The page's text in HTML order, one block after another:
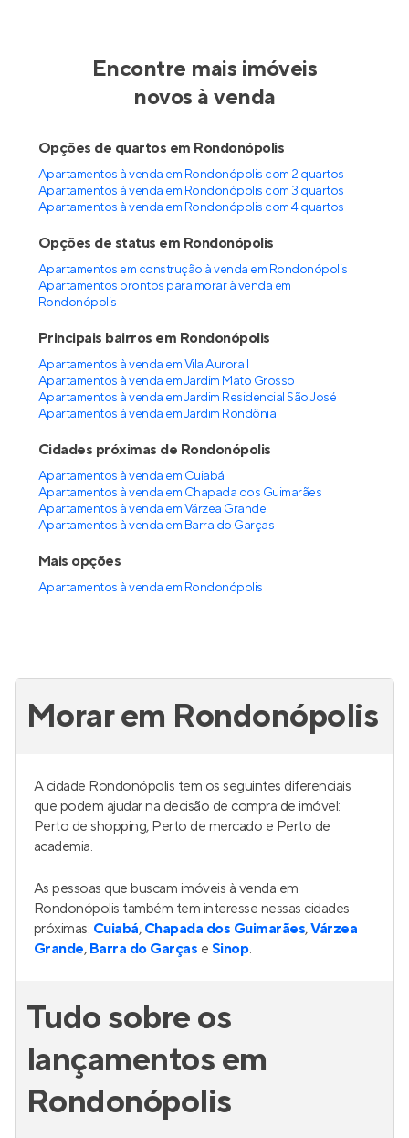
Encontre mais imóveis
novos à venda
Opções de quartos em Rondonópolis
Apartamentos à venda em Rondonópolis com 2 quartos
Apartamentos à venda em Rondonópolis com 3 quartos
Apartamentos à venda em Rondonópolis com 4 quartos
Opções de status em Rondonópolis
Apartamentos em construção à venda em Rondonópolis
Apartamentos prontos para morar à venda em
Rondonópolis
Principais bairros em Rondonópolis
Apartamentos à venda em Vila Aurora I
Apartamentos à venda em Jardim Mato Grosso
Apartamentos à venda em Jardim Residencial São José
Apartamentos à venda em Jardim Rondônia
Cidades próximas de Rondonópolis
Apartamentos à venda em Cuiabá
Apartamentos à venda em Chapada dos Guimarães
Apartamentos à venda em Várzea Grande
Apartamentos à venda em Barra do Garças
Mais opções
Apartamentos à venda em Rondonópolis
Morar em Rondonópolis
A cidade Rondonópolis tem os seguintes diferenciais
que podem ajudar na decisão de compra de imóvel:
Perto de shopping, Perto de mercado e Perto de
academia.
As pessoas que buscam imóveis à venda em
Rondonópolis também tem interesse nessas cidades
próximas: Cuiabá, Chapada dos Guimarães,Várzea
Grande, Barra do Garças e Sinop.
Tudo sobre os
lançamentos em
Rondonópolis